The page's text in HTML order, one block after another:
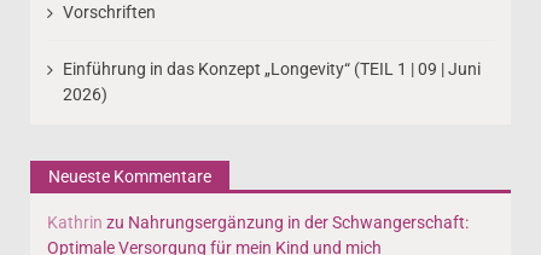
Vorschriften
Einführung in das Konzept „Longevity“ (TEIL 1 | 09 | Juni
2026)
Neueste Kommentare
Kathrin zu Nahrungsergänzung in der Schwangerschaft:
Optimale Versorgung für mein Kind und mich